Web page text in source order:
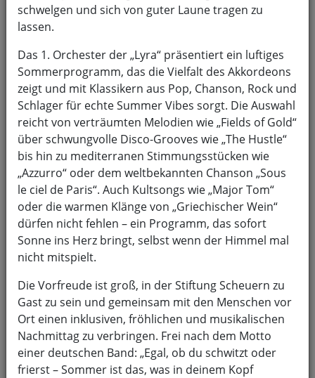
Die Spieler unseres 1. Orchesters
Hier finden sie eine kurze Vorstellung unseres Verein.
Außerdem führen wir einen Plan mit Veranstaltungen
und anderen Terminen, die unseren Verein betreffen.
Findet sich ein interessanter Artikel in einer Zeitung, so
stellen wir auch hier eine Kopie davon ins Netz.
Außerdem haben wir eine kleine Übersicht über die im
Verein vorhandenen Orchester und Spielgruppen
zusammengestellt.
schwelgen und sich von guter Laune tragen zu
lassen.
Das 1. Orchester der „Lyra“ präsentiert ein luftiges
Sommerprogramm, das die Vielfalt des Akkordeons
zeigt und mit Klassikern aus Pop, Chanson, Rock und
Schlager für echte Summer Vibes sorgt. Die Auswahl
reicht von verträumten Melodien wie „Fields of Gold“
über schwungvolle Disco-Grooves wie „The Hustle“
bis hin zu mediterranen Stimmungsstücken wie
„Azzurro“ oder dem weltbekannten Chanson „Sous
le ciel de Paris“. Auch Kultsongs wie „Major Tom“
oder die warmen Klänge von „Griechischer Wein“
dürfen nicht fehlen – ein Programm, das sofort
Sonne ins Herz bringt, selbst wenn der Himmel mal
nicht mitspielt.
Die Vorfreude ist groß, in der Stiftung Scheuern zu
Gast zu sein und gemeinsam mit den Menschen vor
Ort einen inklusiven, fröhlichen und musikalischen
Nachmittag zu verbringen. Frei nach dem Motto
einer deutschen Band: „Egal, ob du schwitzt oder
frierst – Sommer ist das, was in deinem Kopf